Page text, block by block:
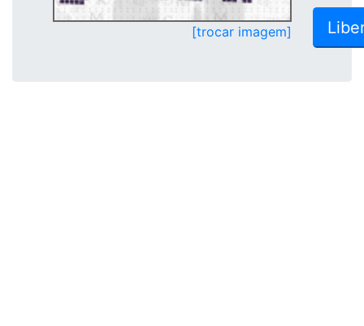
[trocar imagem]